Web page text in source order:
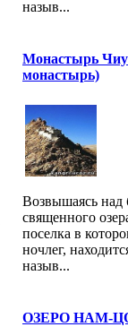
назыв...
Монастырь
монастырь)
Возвышаясь над
священного
поселка в
ночлег,
назыв...
ОЗЕРО НАМ-